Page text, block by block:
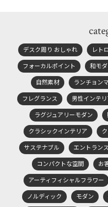
デスク周り おしゃれ レト
フォーカルポイント
和モ
自然素材
ランチョン
フレグランス
男性インテリ
ラグジュアリーモダン
クラシックインテリア
サステナブル
エントランス
コンパクトな空間
お
アーティフィシャルフラワー
ノルディック
モダン